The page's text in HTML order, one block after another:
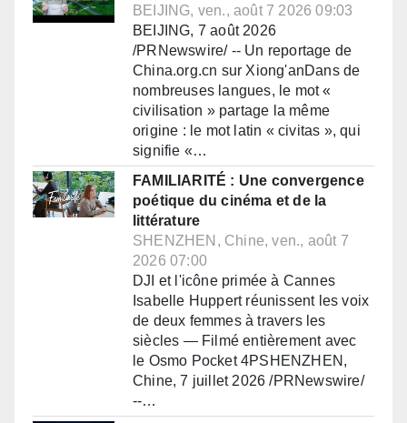
BEIJING, ven., août 7 2026 09:03
BEIJING, 7 août 2026
/PRNewswire/ -- Un reportage de
China.org.cn sur Xiong'anDans de
nombreuses langues, le mot «
civilisation » partage la même
origine : le mot latin « civitas », qui
signifie «…
FAMILIARITÉ : Une convergence
poétique du cinéma et de la
littérature
SHENZHEN, Chine, ven., août 7
2026 07:00
DJI et l'icône primée à Cannes
Isabelle Huppert réunissent les voix
de deux femmes à travers les
siècles — Filmé entièrement avec
le Osmo Pocket 4PSHENZHEN,
Chine, 7 juillet 2026 /PRNewswire/
--…